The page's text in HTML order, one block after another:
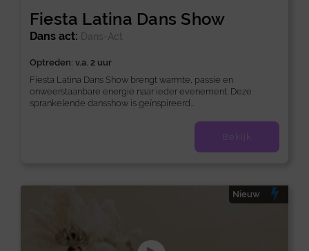
Fiesta Latina Dans Show
Dans act: Dans-Act
Optreden: v.a. 2 uur
Fiesta Latina Dans Show brengt warmte, passie en
onweerstaanbare energie naar ieder evenement. Deze
sprankelende dansshow is geïnspireerd...
Bekijk
Nieuw